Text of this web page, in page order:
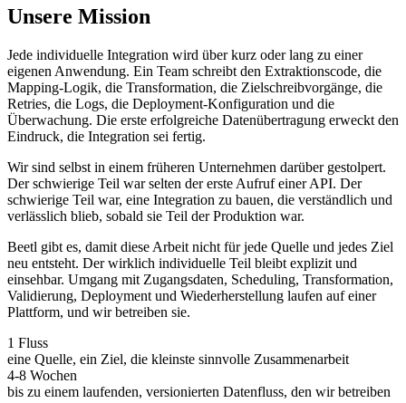
Unsere Mission
Jede individuelle Integration wird über kurz oder lang zu einer
eigenen Anwendung. Ein Team schreibt den Extraktionscode, die
Mapping-Logik, die Transformation, die Zielschreibvorgänge, die
Retries, die Logs, die Deployment-Konfiguration und die
Überwachung. Die erste erfolgreiche Datenübertragung erweckt den
Eindruck, die Integration sei fertig.
Wir sind selbst in einem früheren Unternehmen darüber gestolpert.
Der schwierige Teil war selten der erste Aufruf einer API. Der
schwierige Teil war, eine Integration zu bauen, die verständlich und
verlässlich blieb, sobald sie Teil der Produktion war.
Beetl gibt es, damit diese Arbeit nicht für jede Quelle und jedes Ziel
neu entsteht. Der wirklich individuelle Teil bleibt explizit und
einsehbar. Umgang mit Zugangsdaten, Scheduling, Transformation,
Validierung, Deployment und Wiederherstellung laufen auf einer
Plattform, und wir betreiben sie.
1 Fluss
eine Quelle, ein Ziel, die kleinste sinnvolle Zusammenarbeit
4-8 Wochen
bis zu einem laufenden, versionierten Datenfluss, den wir betreiben